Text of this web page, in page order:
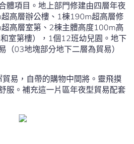
體項目。地上部門修建由四層年夜
高層辦公樓、1棟190m超高層修
高層室第、2棟主體高度100m高
室第樓），1個12班幼兒園。地下
（03地塊部分地下二層為貿易）
易，自帶的購物中間將。靈飛摸
服。補充這一片區年夜型貿易配套